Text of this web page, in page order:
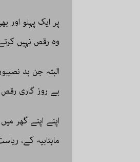
پر ایک پہلو اور
وہ رقص نہیں
البتہ جن بد
بے روز گاری
اپنے اپنے گھر
ماہتابیہ کے،